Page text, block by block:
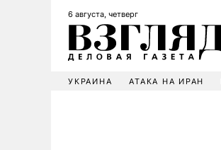
6 августа, четверг
УКРАИНА АТАКА НА ИРАН